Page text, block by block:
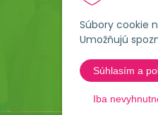
Súbory cookie
Umožňujú
Súhlasím a
Iba